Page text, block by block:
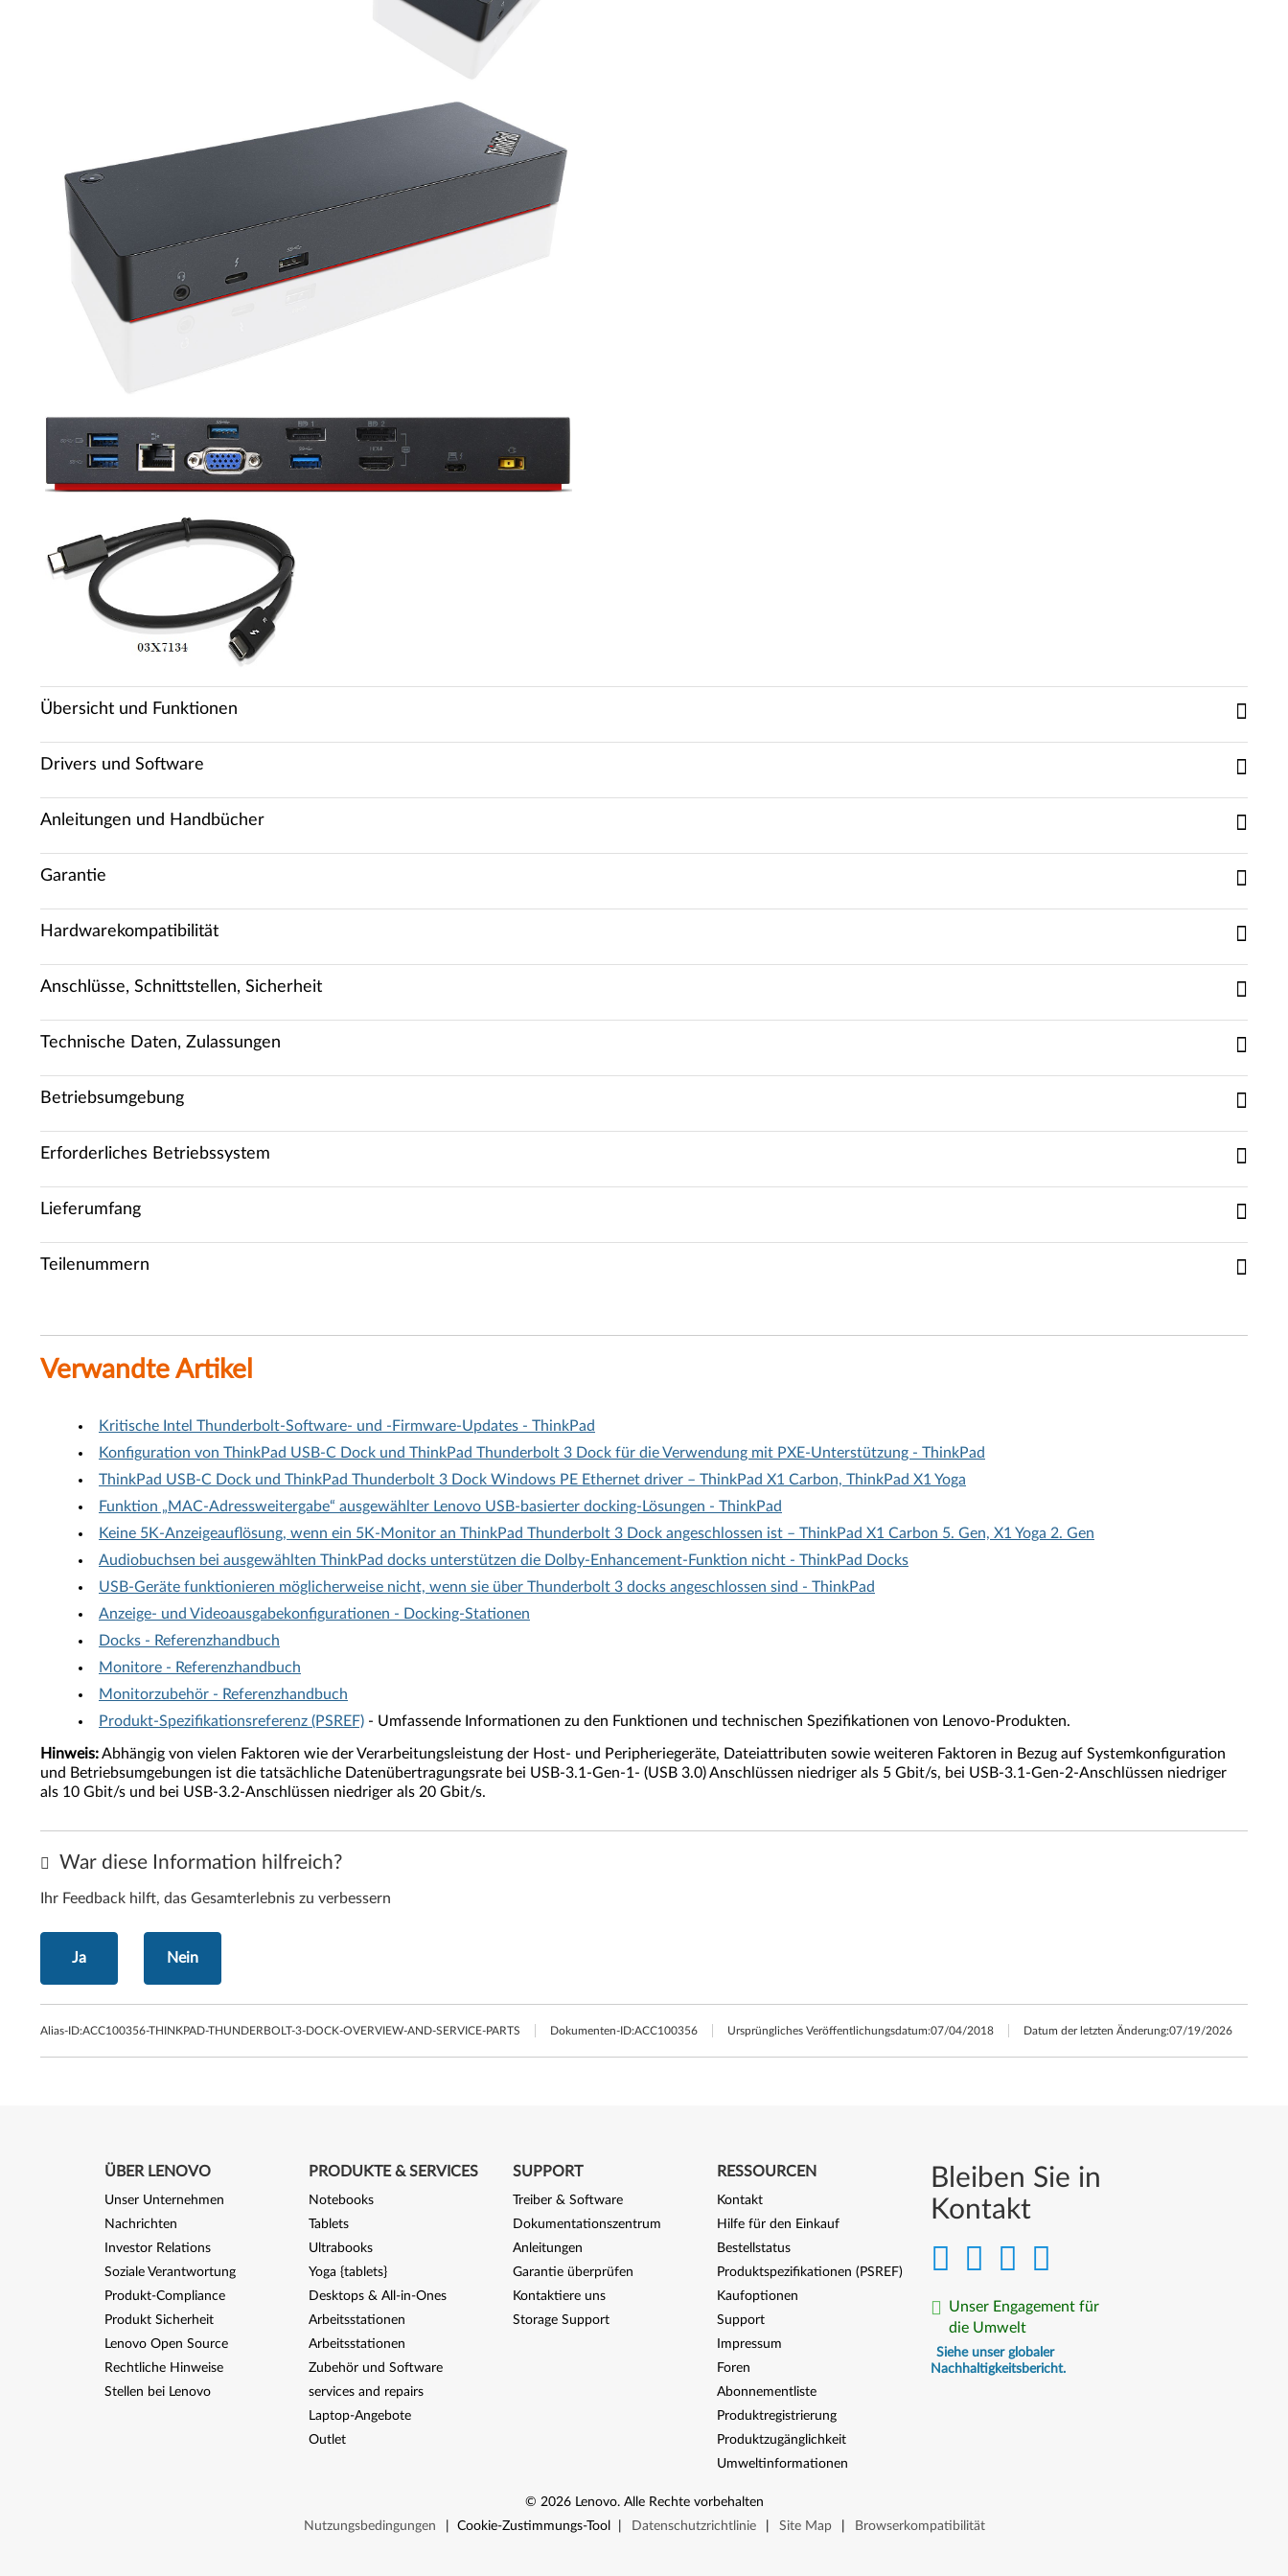
Übersicht und Funktionen
Drivers und Software
Anleitungen und Handbücher
Garantie
Hardwarekompatibilität
Anschlüsse, Schnittstellen, Sicherheit
Technische Daten, Zulassungen
Betriebsumgebung
Erforderliches Betriebssystem
Lieferumfang
Teilenummern
Verwandte Artikel
Kritische Intel Thunderbolt-Software- und -Firmware-Updates - ThinkPad
Konfiguration von ThinkPad USB-C Dock und ThinkPad Thunderbolt 3 Dock für die Verwendung mit PXE-Unterstützung - ThinkPad
ThinkPad USB-C Dock und ThinkPad Thunderbolt 3 Dock Windows PE Ethernet driver – ThinkPad X1 Carbon, ThinkPad X1 Yoga
Funktion „MAC-Adressweitergabe“ ausgewählter Lenovo USB-basierter docking-Lösungen - ThinkPad
Keine 5K-Anzeigeauflösung, wenn ein 5K-Monitor an ThinkPad Thunderbolt 3 Dock angeschlossen ist – ThinkPad X1 Carbon 5. Gen, X1 Yoga 2. Gen
Audiobuchsen bei ausgewählten ThinkPad docks unterstützen die Dolby-Enhancement-Funktion nicht - ThinkPad Docks
USB-Geräte funktionieren möglicherweise nicht, wenn sie über Thunderbolt 3 docks angeschlossen sind - ThinkPad
Anzeige- und Videoausgabekonfigurationen - Docking-Stationen
Docks - Referenzhandbuch
Monitore - Referenzhandbuch
Monitorzubehör - Referenzhandbuch
Produkt-Spezifikationsreferenz (PSREF) - Umfassende Informationen zu den Funktionen und technischen Spezifikationen von Lenovo-Produkten.
Hinweis:Abhängig von vielen Faktoren wie der Verarbeitungsleistung der Host- und Peripheriegeräte, Dateiattributen sowie weiteren Faktoren in Bezug auf Systemkonfiguration
und Betriebsumgebungen ist die tatsächliche Datenübertragungsrate bei USB-3.1-Gen-1- (USB 3.0) Anschlüssen niedriger als 5 Gbit/s, bei USB-3.1-Gen-2-Anschlüssen niedriger
als 10 Gbit/s und bei USB-3.2-Anschlüssen niedriger als 20 Gbit/s.
War diese Information hilfreich?
Ihr Feedback hilft, das Gesamterlebnis zu verbessern
Ja Nein
Alias-ID:ACC100356-THINKPAD-THUNDERBOLT-3-DOCK-OVERVIEW-AND-SERVICE-PARTS Dokumenten-ID:ACC100356 Ursprüngliches Veröffentlichungsdatum:07/04/2018 Datum der letzten Änderung:07/19/2026
Bleiben Sie in
Kontakt
Unser Engagement für
die Umwelt
Siehe unser globaler
Nachhaltigkeitsbericht.
ÜBER LENOVO
Unser Unternehmen
Nachrichten
Investor Relations
Soziale Verantwortung
Produkt-Compliance
Produkt Sicherheit
Lenovo Open Source
Rechtliche Hinweise
Stellen bei Lenovo
PRODUKTE & SERVICES
Notebooks
Tablets
Ultrabooks
Yoga {tablets}
Desktops & All-in-Ones
Arbeitsstationen
Arbeitsstationen
Zubehör und Software
services and repairs
Laptop-Angebote
Outlet
SUPPORT
Treiber & Software
Dokumentationszentrum
Anleitungen
Garantie überprüfen
Kontaktiere uns
Storage Support
RESSOURCEN
Kontakt
Hilfe für den Einkauf
Bestellstatus
Produktspezifikationen (PSREF)
Kaufoptionen
Support
Impressum
Foren
Abonnementliste
Produktregistrierung
Produktzugänglichkeit
Umweltinformationen
© 2026 Lenovo. Alle Rechte vorbehalten
Nutzungsbedingungen
Cookie-Zustimmungs-Tool Datenschutzrichtlinie Site Map Browserkompatibilität